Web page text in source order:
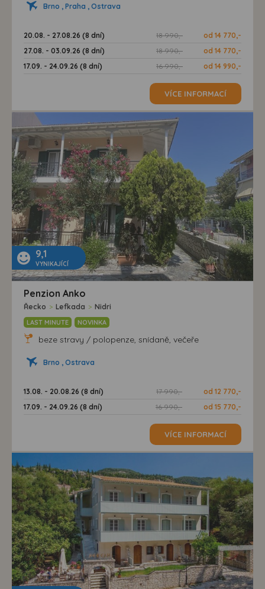
Brno , Praha , Ostrava
20.08. - 27.08.26 (8 dní) 18 990,-
od 14 770,-
27.08. - 03.09.26 (8 dní)
18 990,-
od 14 770,-
17.09. - 24.09.26 (8 dní)
16 990,- od 14 990,-
VÍCE INFORMACÍ
9,1
VYNIKAJÍCÍ
Penzion Anko
Řecko > Lefkada > Nidri
LAST MINUTE NOVINKA
beze stravy / polopenze, snídaně, večeře
Brno , Ostrava
13.08. - 20.08.26 (8 dní) 17 990,-
od 12 770,-
17.09. - 24.09.26 (8 dní)
16 990,- od 15 770,-
VÍCE INFORMACÍ